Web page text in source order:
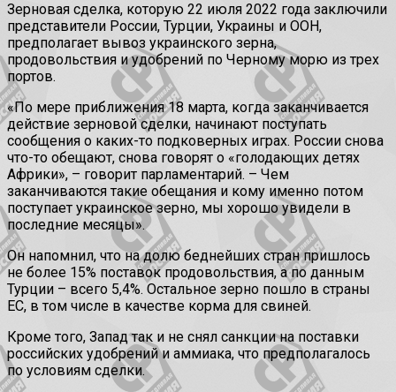
Зерновая сделка, которую 22 июля 2022 года заключили
представители России, Турции, Украины и ООН,
предполагает вывоз украинского зерна,
продовольствия и удобрений по Черному морю из трех
портов.
«По мере приближения 18 марта, когда заканчивается
действие зерновой сделки, начинают поступать
сообщения о каких-то подковерных играх. России снова
что-то обещают, снова говорят о «голодающих детях
Африки», – говорит парламентарий. – Чем
заканчиваются такие обещания и кому именно потом
поступает украинское зерно, мы хорошо увидели в
последние месяцы».
Он напомнил, что на долю беднейших стран пришлось
не более 15% поставок продовольствия, а по данным
Турции – всего 5,4%. Остальное зерно пошло в страны
ЕС, в том числе в качестве корма для свиней.
Кроме того, Запад так и не снял санкции на поставки
российских удобрений и аммиака, что предполагалось
по условиям сделки.